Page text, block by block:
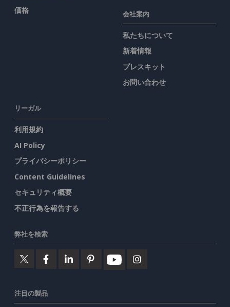
価格
会社案内
私たちについて
新着情報
プレスキット
お問い合わせ
リーガル
利用規約
AI Policy
プライバシーポリシー
Content Guidelines
セキュリティ概要
不正行為を報告する
弊社を検索
注目の製品